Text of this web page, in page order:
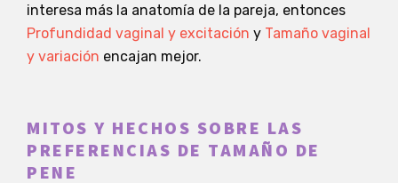
interesa más la anatomía de la pareja, entonces
Profundidad vaginal y excitación y Tamaño vaginal
y variación encajan mejor.
MITOS Y HECHOS SOBRE LAS
PREFERENCIAS DE TAMAÑO DE
PENE